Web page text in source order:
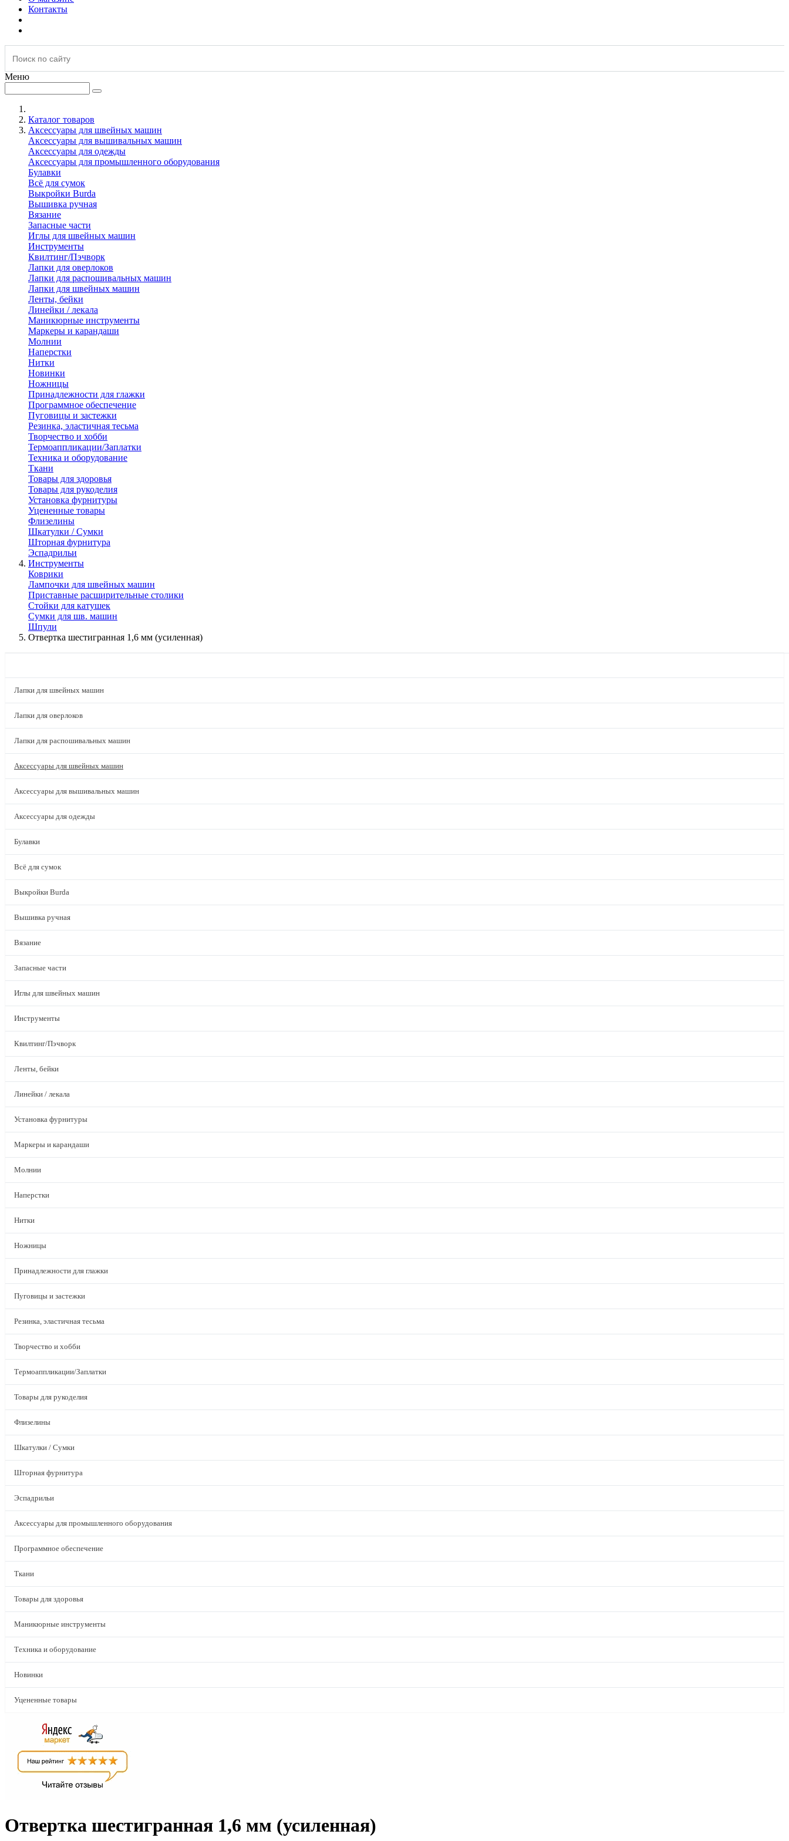
Контакты
Меню
Каталог товаров
Аксессуары для швейных машин
Аксессуары для вышивальных машин
Аксессуары для одежды
Аксессуары для промышленного оборудования
Булавки
Всё для сумок
Выкройки Burda
Вышивка ручная
Вязание
Запасные части
Иглы для швейных машин
Инструменты
Квилтинг/Пэчворк
Лапки для оверлоков
Лапки для распошивальных машин
Лапки для швейных машин
Ленты, бейки
Линейки / лекала
Маникюрные инструменты
Маркеры и карандаши
Молнии
Наперстки
Нитки
Новинки
Ножницы
Принадлежности для глажки
Программное обеспечение
Пуговицы и застежки
Резинка, эластичная тесьма
Творчество и хобби
Термоаппликации/Заплатки
Техника и оборудование
Ткани
Товары для здоровья
Товары для рукоделия
Установка фурнитуры
Уцененные товары
Флизелины
Шкатулки / Сумки
Шторная фурнитура
Эспадрильи
Инструменты
Коврики
Лампочки для швейных машин
Приставные расширительные столики
Стойки для катушек
Сумки для шв. машин
Шпули
Отвертка шестигранная 1,6 мм (усиленная)
Лапки для швейных машин
Лапки для оверлоков
Лапки для распошивальных машин
Аксессуары для швейных машин
Аксессуары для вышивальных машин
Аксессуары для одежды
Булавки
Всё для сумок
Выкройки Burda
Вышивка ручная
Вязание
Запасные части
Иглы для швейных машин
Инструменты
Квилтинг/Пэчворк
Ленты, бейки
Линейки / лекала
Установка фурнитуры
Маркеры и карандаши
Молнии
Наперстки
Нитки
Ножницы
Принадлежности для глажки
Пуговицы и застежки
Резинка, эластичная тесьма
Творчество и хобби
Термоаппликации/Заплатки
Товары для рукоделия
Флизелины
Шкатулки / Сумки
Шторная фурнитура
Эспадрильи
Аксессуары для промышленного оборудования
Программное обеспечение
Ткани
Товары для здоровья
Маникюрные инструменты
Техника и оборудование
Новинки
Уцененные товары
Отвертка шестигранная 1,6 мм (усиленная)